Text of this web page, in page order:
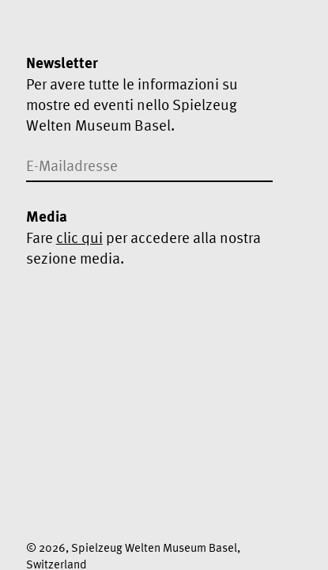
Newsletter
Per avere tutte le informazioni su
mostre ed eventi nello Spielzeug
Welten Museum Basel.
Media
Fare clic qui per accedere alla nostra
sezione media.
© 2026, Spielzeug Welten Museum Basel,
Switzerland